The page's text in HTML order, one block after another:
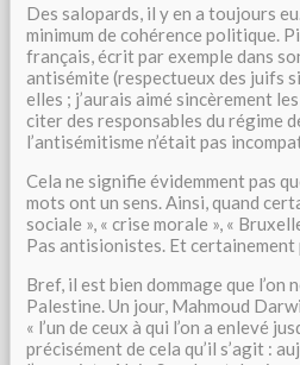
Des salopards, il y en a toujours
minimum de cohérence politique.
français, écrit par exemple dans
antisémite (respectueux des juifs
elles ; j’aurais aimé sincèrement
citer des responsables du régime
l’antisémitisme n’était pas
Cela ne signifie évidemment pas
mots ont un sens. Ainsi, quand
sociale », « crise morale », «
Pas antisionistes. Et certainement
Bref, il est bien dommage que l’on
Palestine. Un jour, Mahmoud
« l’un de ceux à qui l’on a enlevé
précisément de cela qu’il s’agit :